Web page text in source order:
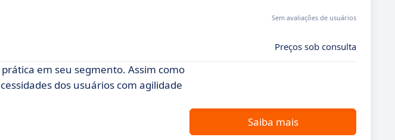
Sem avaliações de usuários
Preços sob consulta
em seu segmento. Assim como
dos usuários com agilidade
Saiba mais